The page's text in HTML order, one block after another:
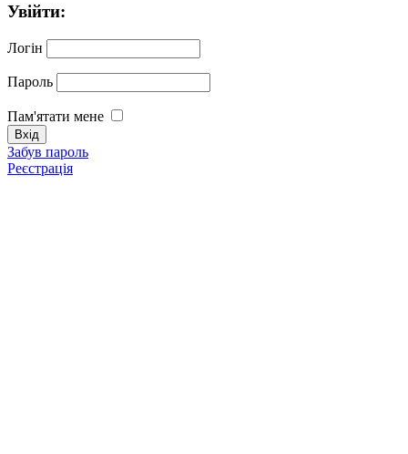
Увійти:
Логін
Пароль
Пам'ятати мене
Забув пароль
Реєстрація